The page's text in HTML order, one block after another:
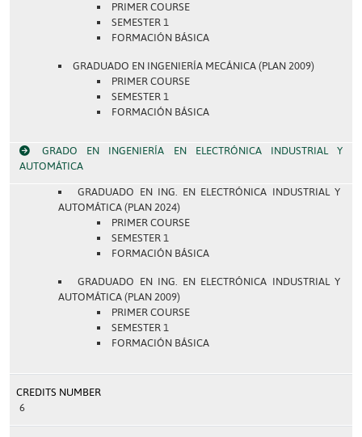
PRIMER COURSE
SEMESTER 1
FORMACIÓN BÁSICA
GRADUADO EN INGENIERÍA MECÁNICA (PLAN 2009)
PRIMER COURSE
SEMESTER 1
FORMACIÓN BÁSICA
GRADO EN INGENIERÍA EN ELECTRÓNICA INDUSTRIAL Y
AUTOMÁTICA
GRADUADO EN ING. EN ELECTRÓNICA INDUSTRIAL Y
AUTOMÁTICA (PLAN 2024)
PRIMER COURSE
SEMESTER 1
FORMACIÓN BÁSICA
GRADUADO EN ING. EN ELECTRÓNICA INDUSTRIAL Y
AUTOMÁTICA (PLAN 2009)
PRIMER COURSE
SEMESTER 1
FORMACIÓN BÁSICA
CREDITS NUMBER
6